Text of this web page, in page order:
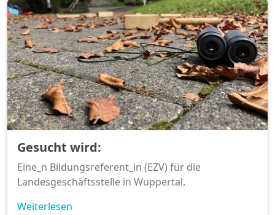
Gesucht wird:
Eine_n Bildungsreferent_in (EZV) für die
Landesgeschäftsstelle in Wuppertal.
Weiterlesen